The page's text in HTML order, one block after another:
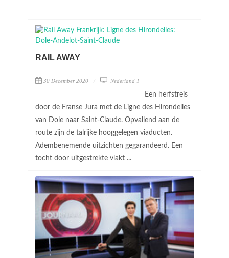
RAIL AWAY
30 December 2020 Nederland 1
Een herfstreis
door de Franse Jura met de Ligne des Hirondelles
van Dole naar Saint-Claude. Opvallend aan de
route zijn de talrijke hooggelegen viaducten.
Adembenemende uitzichten gegarandeerd. Een
tocht door uitgestrekte vlakt ...